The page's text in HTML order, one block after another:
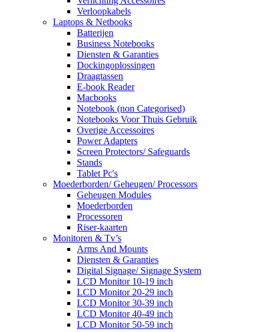
Verloopkabels
Laptops & Netbooks
Batterijen
Business Notebooks
Diensten & Garanties
Dockingoplossingen
Draagtassen
E-book Reader
Macbooks
Notebook (non Categorised)
Notebooks Voor Thuis Gebruik
Overige Accessoires
Power Adapters
Screen Protectors/ Safeguards
Stands
Tablet Pc's
Moederborden/ Geheugen/ Processors
Geheugen Modules
Moederborden
Processoren
Riser-kaarten
Monitoren & Tv’s
Arms And Mounts
Diensten & Garanties
Digital Signage/ Signage System
LCD Monitor 10-19 inch
LCD Monitor 20-29 inch
LCD Monitor 30-39 inch
LCD Monitor 40-49 inch
LCD Monitor 50-59 inch